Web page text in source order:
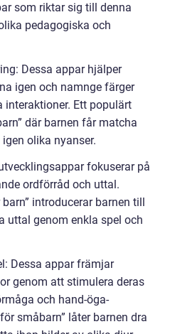
som riktar sig till denna
pedagogiska och
Dessa appar hjälper
igen och namnge färger
Ett populärt
där barnen får matcha
olika nyanser.
fokuserar på
ordförråd och uttal.
introducerar barnen till
uttal genom enkla spel och
Dessa appar främjar
genom att stimulera deras
och hand-öga-
småbarn” låter barnen dra